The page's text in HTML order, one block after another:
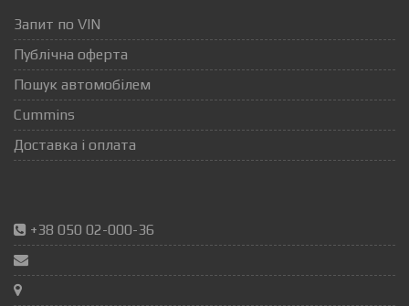
Запит по VIN
Публічна оферта
Пошук автомобілем
Cummins
Доставка і оплата
+38 050 02-000-36